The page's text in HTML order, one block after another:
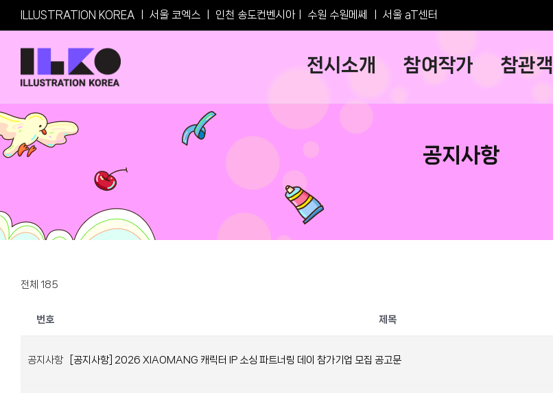
ILLUSTRATION KOREA 서울 코엑스 인천 송도컨벤시아ㅣ 수원 수원메쎄 서울 aT센터
전시소개 참여작가 참관객
공지사항
전체 185
번호 제목
공지사항 [공지사항] 2026 XIAOMANG 캐릭터 IP 소싱 파트너링 데이 참가기업 모집 공고문